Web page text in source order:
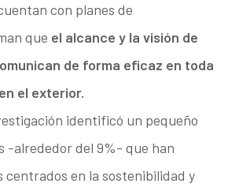
con planes de
que el alcance y la visión de
de forma eficaz en toda
el exterior.
identificó un pequeño
-alrededor del 9%- que han
centrados en la sostenibilidad y